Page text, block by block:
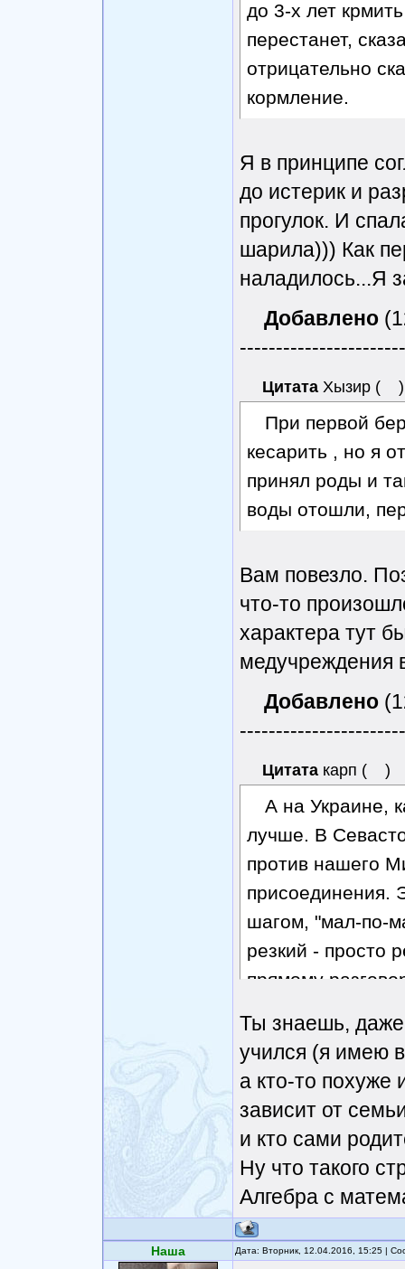
до 3-х лет
перестанет,
отрицательно
кормление.
Я в принципе
до истерик и
прогулок. И
шарила))) Как
наладилось...Я
Добавлено
Цитата Хызир ( )
При первой
кесарить , но я
принял роды и
воды отошли,
Вам повезло.
что-то
характера тут
медучреждения
Добавлено
Цитата карп ( )
А на Украине,
лучше. В
против нашего
присоединения.
шагом, "мал-по-
резкий - просто
прямому
Ты знаешь, даже
учился (я имею
а кто-то похуже
зависит от
и кто сами
Ну что такого
Алгебра с
Наша Дата: Вторник, 12.04.2016, 15:25 |